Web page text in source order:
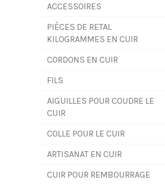
ACCESSOIRES
PIÈCES DE RETAL
KILOGRAMMES EN CUIR
CORDONS EN CUIR
FILS
AIGUILLES POUR COUDRE LE
CUIR
COLLE POUR LE CUIR
ARTISANAT EN CUIR
CUIR POUR REMBOURRAGE